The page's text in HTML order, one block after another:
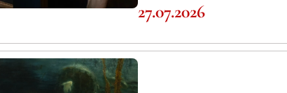
Русского музея и образовательной
27.07.2026